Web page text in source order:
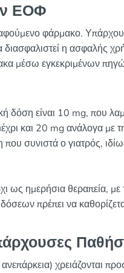
ΕΟΦ
φάρμακο.
διασφαλιστεί η ασφαλής
μέσω εγκεκριμένων
είναι 10 mg, που
και 20 mg ανάλογα με
συνιστά ο γιατρός,
ημερήσια θεραπεία, με
πρέπει να
χρειάζονται